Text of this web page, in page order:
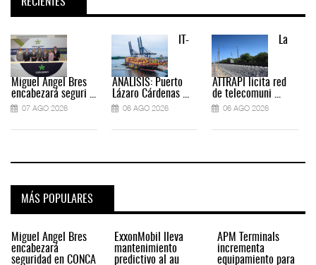
Miguel Ángel Bres
encabezará seguri ...
07 AGO 2026
IT-
ANÁLISIS: Puerto
Lázaro Cárdenas ...
06 AGO 2026
La
ATTRAPI licita red
de telecomuni ...
06 AGO 2026
MÁS POPULARES
Miguel Ángel Bres
encabezará
seguridad en CONCA
ExxonMobil lleva
mantenimiento
predictivo al au
APM Terminals
incrementa
equipamiento para